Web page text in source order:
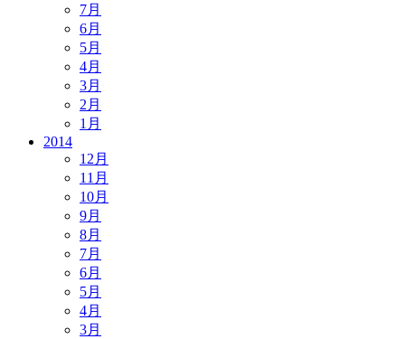
7月
6月
5月
4月
3月
2月
1月
2014
12月
11月
10月
9月
8月
7月
6月
5月
4月
3月